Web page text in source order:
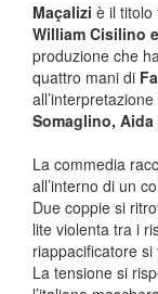
Maçalizi è il titolo
William Cisilino
produzione che
quattro mani di
all’interpretazione
Somaglino, Aida
La commedia
all’interno di un
Due coppie si
lite violenta tra i
riappacificatore
La tensione si